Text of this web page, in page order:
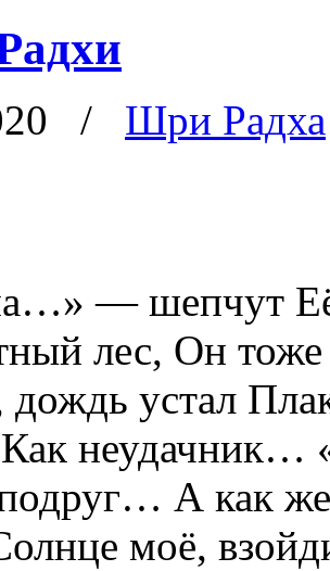
/ Шри Радха
— шепчут
лес, Он
дождь устал
неудачник…
А как
моё,